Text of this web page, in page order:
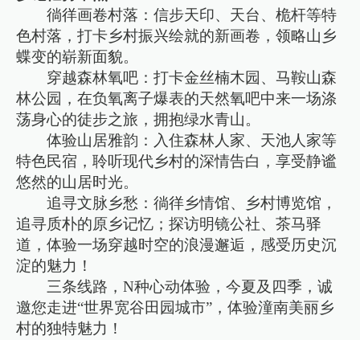
徜徉画卷村落：信步天印、天台、桅杆等特
色村落，打卡乡村振兴绘就的新画卷，领略山乡
蝶变的崭新面貌。
穿越森林氧吧：打卡金丝楠木园、马鞍山森
林公园，在负氧离子爆表的天然氧吧中来一场涤
荡身心的徒步之旅，拥抱绿水青山。
体验山居雅韵：入住森林人家、天池人家等
特色民宿，聆听现代乡村的深情告白，享受静谧
悠然的山居时光。
追寻文脉乡愁：徜徉乡情馆、乡村博览馆，
追寻质朴的原乡记忆；探访明镜公社、茶马驿
道，体验一场穿越时空的浪漫邂逅，感受历史沉
淀的魅力！
三条线路，N种心动体验，今夏及四季，诚
邀您走进“世界宽谷田园城市”，体验潼南美丽乡
村的独特魅力！